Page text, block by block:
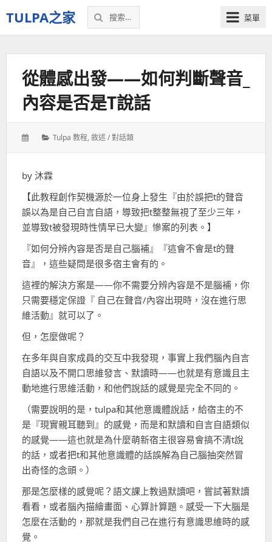
TULPA之家
關
搜
索：
菜單
從體感出發——如何判斷聲音_
內容是否是T說話
分
Tulpa 教程,敘述 / 對話類
by 沐霖
【此教程創作契機源於一位身上發生『由於誤把t的聲音
誤以為是自己自言自語，導致把t整整無視了至少三年，
並導致t被發現時性情早已大變』慘案的列表。】
『如何分辨內容是否是自己腦補』『這會不會是t的聲
音』，這些疑問是很多宿主會有的。
這裡的解決方案是——你不需要分辨內容是不是腦補，你
只需要穩定保證『 自己在聲音/內容出現時，沒在進行思
維活動』就可以了。
但，怎麼做呢？
在多年與自家成員的交互中我發現，事實上我們腦內自言
自語以及不開口思維發言、默讀時——也就是有意識且主
動地進行思維活動，和他們說話的感覺是完全不同的。
（需要說明的是，tulpa和其他意識體說話，給宿主的不
是『現實親耳聽到』的感覺，而是和默讀和自言自語類似
的感覺——這也就是為什麼萌新宿主很容易會搞不清t說
的話，或者把t和其他意識體的話誤解為自己腦抽突然冒
出奇怪的念頭。）
那是怎麼樣的感覺呢？語文課上教過默讀吧，嘗試著默讀
看看，或者腦內描繪畫面、心算計算題。感受一下大腦是
怎麼在活動的，那就是我們自己在進行有意識思維時的感
覺。